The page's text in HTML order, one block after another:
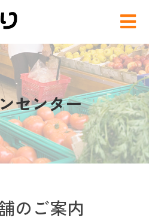
農と食
ンセンター
売事業とは
センター
のご案内